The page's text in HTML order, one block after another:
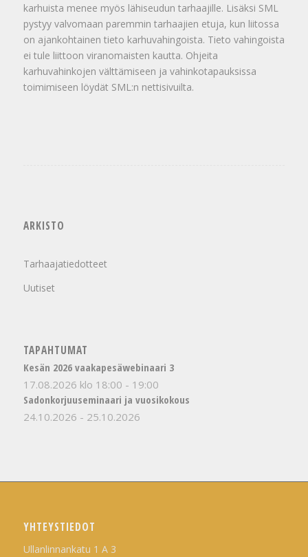
karhuista menee myös lähiseudun tarhaajille. Lisäksi SML
pystyy valvomaan paremmin tarhaajien etuja, kun liitossa
on ajankohtainen tieto karhuvahingoista. Tieto vahingoista
ei tule liittoon viranomaisten kautta. Ohjeita
karhuvahinkojen välttämiseen ja vahinkotapauksissa
toimimiseen löydät SML:n nettisivuilta.
ARKISTO
Tarhaajatiedotteet
Uutiset
TAPAHTUMAT
Kesän 2026 vaakapesäwebinaari 3
17.08.2026 klo 18:00 - 19:00
Sadonkorjuuseminaari ja vuosikokous
24.10.2026 - 25.10.2026
YHTEYSTIEDOT
Ullanlinnankatu 1 A 3